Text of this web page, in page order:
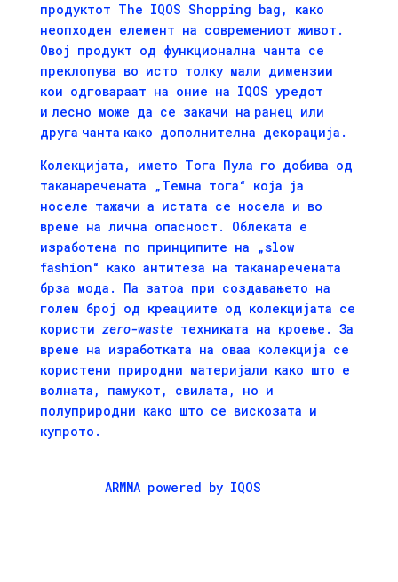
продуктот The IQOS Shopping bag, како
неопходен елемент на современиот живот.
Овој продукт од функционална чанта се
преклопува во исто толку мали димензии
кои одговараат на оние на IQOS уредот
и лесно може да се закачи на ранец или
друга чанта како дополнителна декорација.
Колекцијата, името Тога Пула го добива од
таканаречената „Темна тога“ која ја
носеле тажачи а истата се носела и во
време на лична опасност. Облеката е
изработена по принципите на „slow
fashion“ како антитеза на таканаречената
брза мода. Па затоа при создавањето на
голем број од креациите од колекцијата се
користи zero-wasteтехниката на кроење. За
време на изработката на оваа колекција се
користени природни материјали како што е
волната, памукот, свилата, но и
полуприродни како што се вискозата и
купрото.
ARMMA powered by IQOS